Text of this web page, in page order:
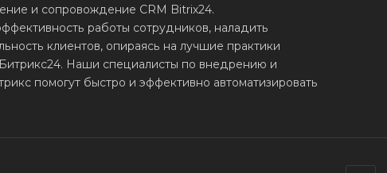
и сопровождение CRM Bitrix24.
работы сотрудников, наладить
клиентов, опираясь на лучшие практики
Наши специалисты по внедрению и
помогут быстро и эффективно автоматизировать